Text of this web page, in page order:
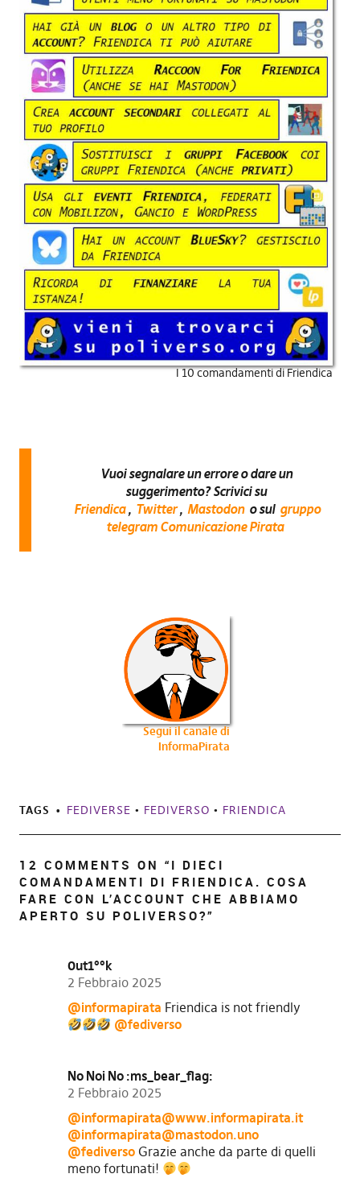
I 10 comandamenti di Friendica
Vuoi segnalare un errore o dare un
suggerimento? Scrivici su
Friendica , Twitter , Mastodon o sul gruppo
telegram Comunicazione Pirata
Segui il canale di
InformaPirata
TAGS FEDIVERSE • FEDIVERSO • FRIENDICA
12 COMMENTS ON “ I DIECI
COMANDAMENTI DI FRIENDICA. COSA
FARE CON L’ACCOUNT CHE ABBIAMO
APERTO SU POLIVERSO?”
0ut1°°k
2 Febbraio 2025
@informapirata Friendica is not friendly
@fediverso
No Noi No :ms_bear_flag:
2 Febbraio 2025
@informapirata@www.informapirata.it
@informapirata@mastodon.uno
@fediversoGrazie anche da parte di quelli
meno fortunati!